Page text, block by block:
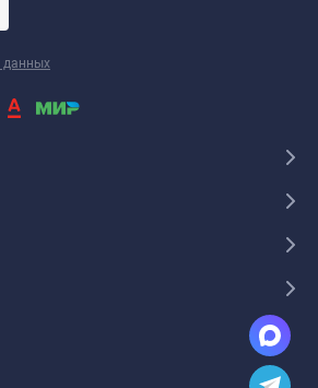
данных